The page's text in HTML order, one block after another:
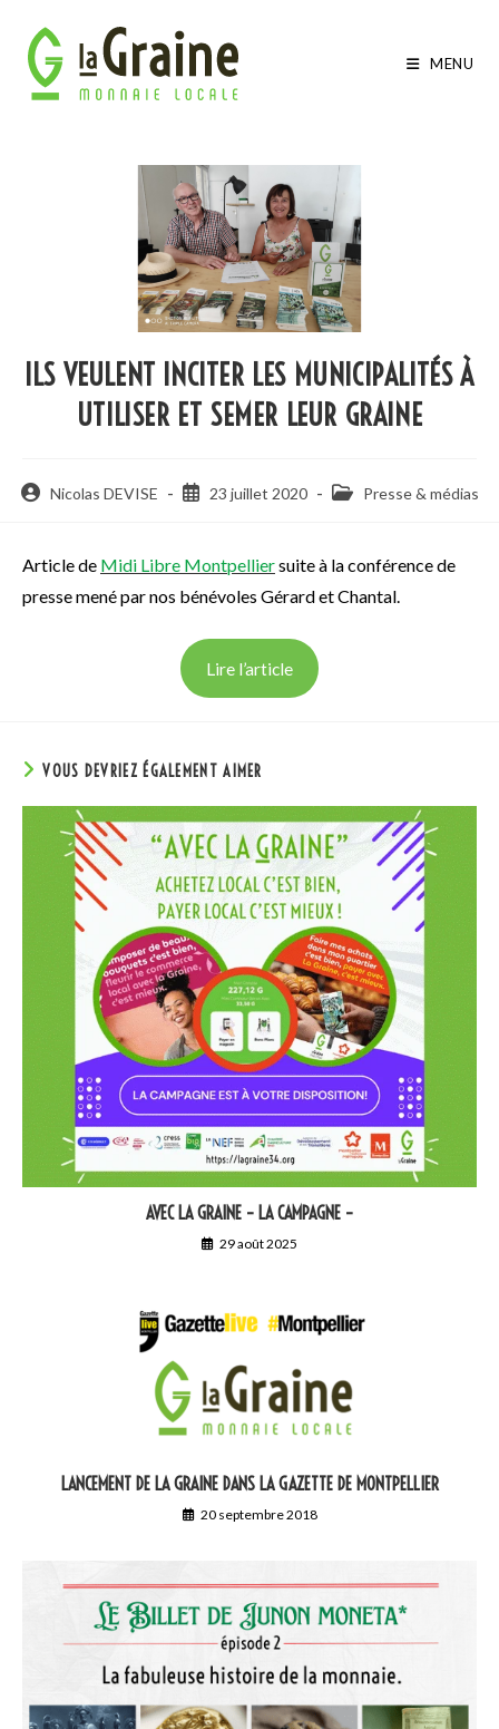
MENU
ILS VEULENT INCITER LES MUNICIPALITÉS À
UTILISER ET SEMER LEUR GRAINE
Nicolas DEVISE 23 juillet 2020 Presse & médias
Article de Midi Libre Montpelliersuite à la conférence de
presse mené par nos bénévoles Gérard et Chantal.
Lire l’article
VOUS DEVRIEZ ÉGALEMENT AIMER
AVEC LA GRAINE – LA CAMPAGNE –
29 août 2025
LANCEMENT DE LA GRAINE DANS LA GAZETTE DE MONTPELLIER
20 septembre 2018